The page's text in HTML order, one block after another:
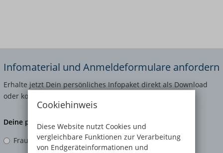
Cookiehinweis
Diese Website nutzt Cookies und
vergleichbare Funktionen zur Verarbeitung
von Endgeräteinformationen und
Infomaterial und Anmeldeformulare anfordern
Erhalte jetzt Dein persönliches Infopaket direkt als Download
oder kostenfrei per Post!
Deine persönlichen Angaben
Frau
Herr Divers